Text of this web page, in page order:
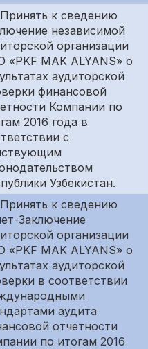
Принять к сведению
независимой
организации
«PKF MAK ALYANS» о
аудиторской
финансовой
Компании по
2016 года в
с
Узбекистан.
Принять к сведению
Заключение
организации
«PKF MAK ALYANS» о
аудиторской
в соответствии
аудита
отчетности
по итогам 2016